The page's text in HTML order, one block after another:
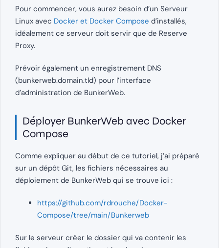
Pour commencer, vous aurez besoin d’un Serveur
Linux avec Docker et Docker Compose d’installés,
idéalement ce serveur doit servir que de Reserve
Proxy.
Prévoir également un enregistrement DNS
(bunkerweb.domain.tld) pour l’interface
d’administration de BunkerWeb.
Déployer BunkerWeb avec Docker
Compose
Comme expliquer au début de ce tutoriel, j’ai préparé
sur un dépôt Git, les fichiers nécessaires au
déploiement de BunkerWeb qui se trouve ici :
https://github.com/rdrouche/Docker-
Compose/tree/main/Bunkerweb
Sur le serveur créer le dossier qui va contenir les